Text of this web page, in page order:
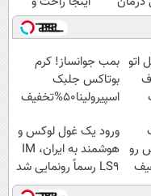
سریع بفروشش
اتو بمب جوانساز! کرم
بوتاکس جلبک
اسپیرولینا50%تخفیف
رو
ورود یک غول لوکس و
هوشمند به ایران، IM
LS9 رسماً رونمایی شد